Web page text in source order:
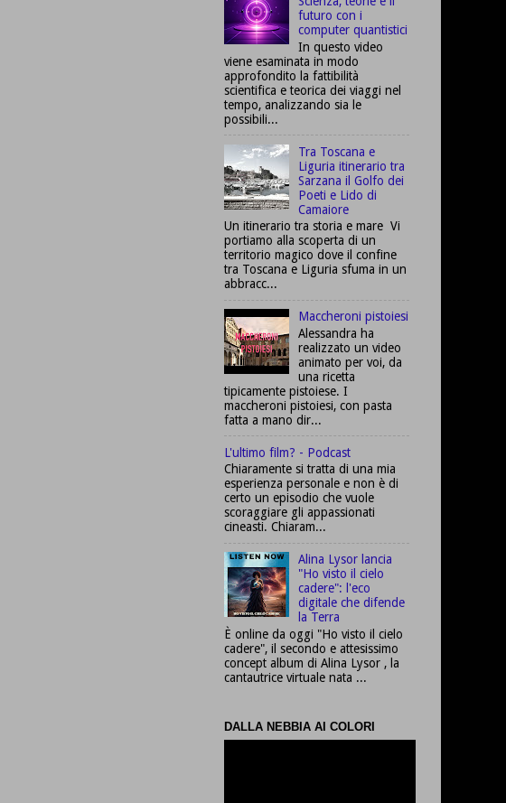
futuro con i
computer quantistici
In questo video
viene esaminata in modo
approfondito la fattibilità
scientifica e teorica dei viaggi nel
tempo, analizzando sia le
possibili...
Tra Toscana e
Liguria itinerario tra
Sarzana il Golfo dei
Poeti e Lido di
Camaiore
Un itinerario tra storia e mare Vi
portiamo alla scoperta di un
territorio magico dove il confine
tra Toscana e Liguria sfuma in un
abbracc...
Maccheroni pistoiesi
Alessandra ha
realizzato un video
animato per voi, da
una ricetta
tipicamente pistoiese. I
maccheroni pistoiesi, con pasta
fatta a mano dir...
L'ultimo film? - Podcast
Chiaramente si tratta di una mia
esperienza personale e non è di
certo un episodio che vuole
scoraggiare gli appassionati
cineasti. Chiaram...
Alina Lysor lancia
"Ho visto il cielo
cadere": l'eco
digitale che difende
la Terra
È online da oggi "Ho visto il cielo
cadere", il secondo e attesissimo
concept album di Alina Lysor , la
cantautrice virtuale nata ...
DALLA NEBBIA AI COLORI